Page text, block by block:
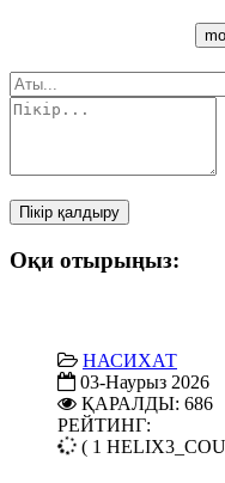
Пікір қалдыру
Оқи отырыңыз:
НАСИХАТ
03-Наурыз 2026
ҚАРАЛДЫ: 686
РЕЙТИНГ:
( 1